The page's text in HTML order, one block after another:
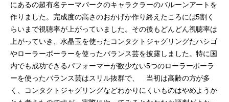
にあるの超有名テーマパークのキャラクラーのバルーンアートを
作りました。完成度の高さのおかげか作り終えたころには5割く
らいまで視聴率が上がっていました。その後もどんどん視聴率は
上がっていき、水晶玉を使ったコンタクトジャグリングたハシゴ
やローラーボーラーを使ったバランス芸を披露しました。特に国
内でも成功できるパフォーマーが数少ない5つのローラーボーラ
ーを使ったバランス芸はスリル抜群で、 当初は高齢の方が多
く、コンタクトジャグリングなどわかりにくいものはやめようか